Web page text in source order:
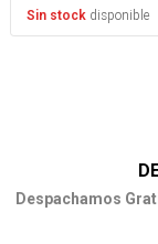
Sin stock disponible
Despachamos